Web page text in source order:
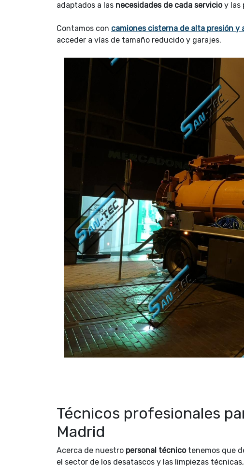
adaptados a las necesidades de cada servicioy las
Contamos con camiones cisterna de alta presión y
acceder a vías de tamaño reducido y garajes.
Técnicos profesionales
Madrid
Acerca de nuestro personal técnico tenemos que
el sector de los desatascos y las limpiezas